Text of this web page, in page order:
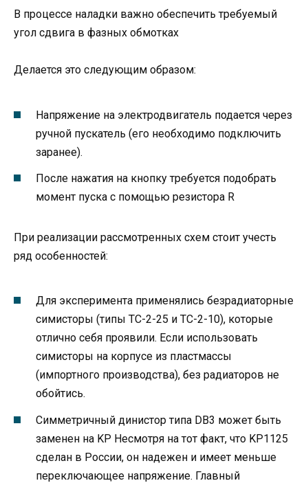
В процессе наладки важно обеспечить требуемый
угол сдвига в фазных обмотках
Делается это следующим образом:
Напряжение на электродвигатель подается через
ручной пускатель (его необходимо подключить
заранее).
После нажатия на кнопку требуется подобрать
момент пуска с помощью резистора R
При реализации рассмотренных схем стоит учесть
ряд особенностей:
Для эксперимента применялись безрадиаторные
симисторы (типы ТС-2-25 и ТС-2-10), которые
отлично себя проявили. Если использовать
симисторы на корпусе из пластмассы
(импортного производства), без радиаторов не
обойтись.
Симметричный динистор типа DB3 может быть
заменен на KP Несмотря на тот факт, что KP1125
сделан в России, он надежен и имеет меньше
переключающее напряжение. Главный